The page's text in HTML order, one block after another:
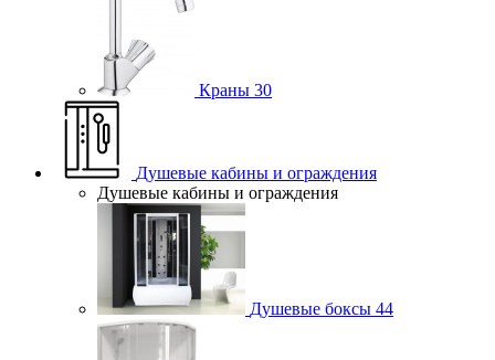
Краны 30
Душевые кабины и ограждения
Душевые кабины и ограждения
Душевые боксы 44